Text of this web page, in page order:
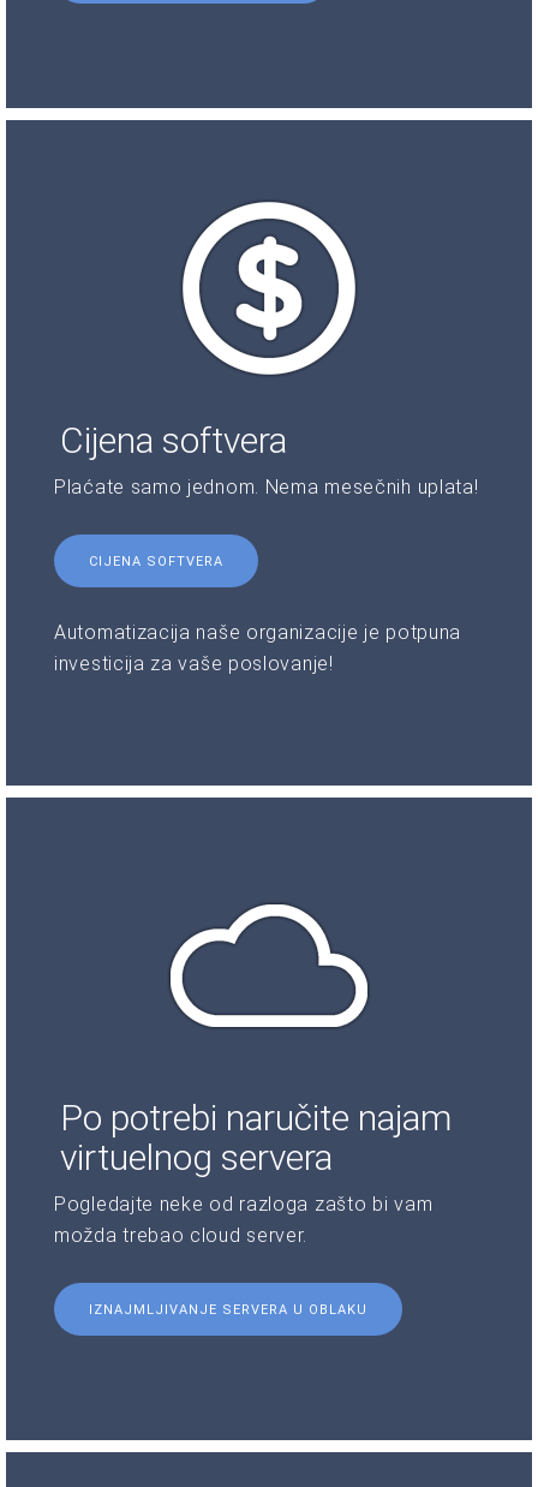
Cijena softvera
Plaćate samo jednom. Nema mesečnih uplata!
CIJENA SOFTVERA
Automatizacija naše organizacije je potpuna
investicija za vaše poslovanje!
Po potrebi naručite najam
virtuelnog servera
Pogledajte neke od razloga zašto bi vam
možda trebao cloud server.
IZNAJMLJIVANJE SERVERA U OBLAKU